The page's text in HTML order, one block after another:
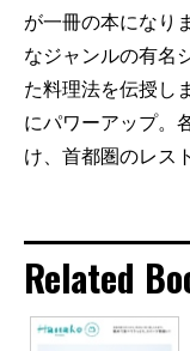
が一冊の本になり
なジャンルの有名
た料理法を伝授し
にパワーアップ。
け、首都圏のレス
Related